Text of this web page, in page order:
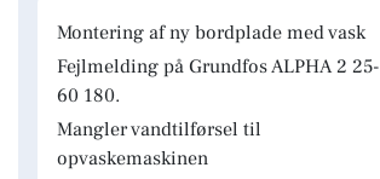
Montering af ny bordplade med vask
Fejlmelding på Grundfos ALPHA 2 25-
60 180.
Mangler vandtilførsel til
opvaskemaskinen